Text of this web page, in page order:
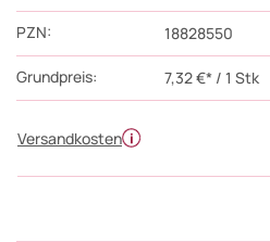
Versandkosten
PZN: 18828550
Grundpreis: 7,32 €* / 1 Stk